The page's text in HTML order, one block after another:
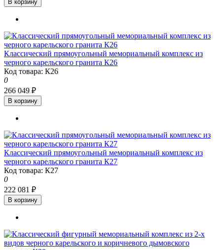
В корзину
Классический прямоугольный мемориальный комплекс из
черного карельского гранита К26
Код товара: К26
0
266 049 ₽
В корзину
Классический прямоугольный мемориальный комплекс из
черного карельского гранита К27
Код товара: К27
0
222 081 ₽
В корзину